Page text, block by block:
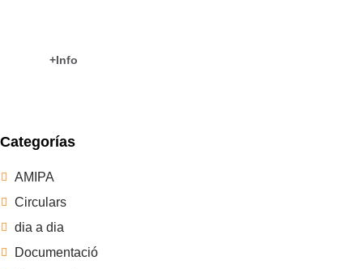
+Info
Categorías
AMIPA
Circulars
dia a dia
Documentació